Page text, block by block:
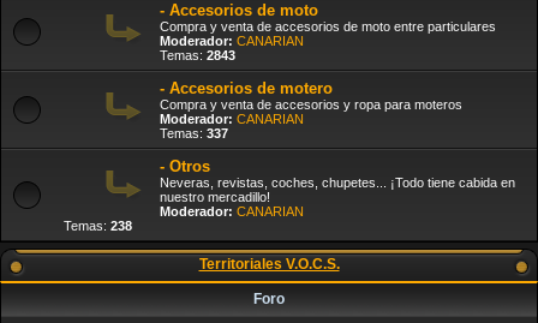
- Accesorios de moto
Compra y venta de accesorios de moto entre particulares
Moderador: CANARIAN
Temas: 2843
- Accesorios de motero
Compra y venta de accesorios y ropa para moteros
Moderador: CANARIAN
Temas: 337
- Otros
Neveras, revistas, coches, chupetes... ¡Todo tiene cabida en
nuestro mercadillo!
Moderador: CANARIAN
Temas: 238
Territoriales V.O.C.S.
Foro